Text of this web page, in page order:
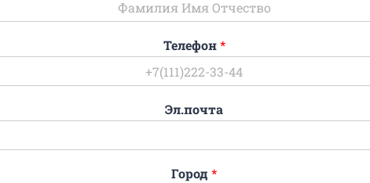
Телефон*
Эл.почта
Город *